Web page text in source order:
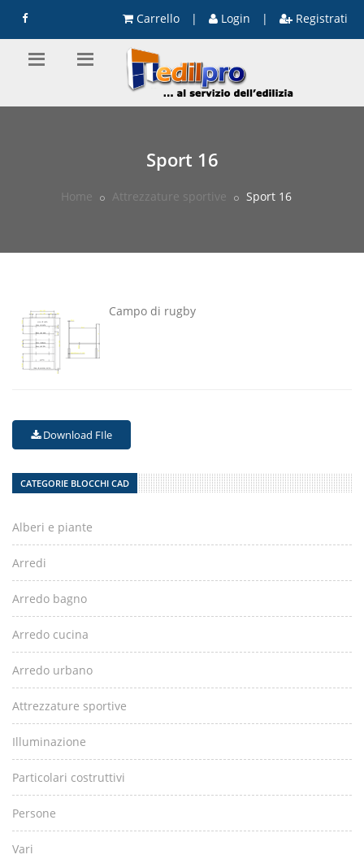
Carrello | Login | Registrati
Sport 16
Home Attrezzature sportive Sport 16
Campo di rugby
Download FIle
CATEGORIE BLOCCHI CAD
Alberi e piante
Arredi
Arredo bagno
Arredo cucina
Arredo urbano
Attrezzature sportive
Illuminazione
Particolari costruttivi
Persone
Vari